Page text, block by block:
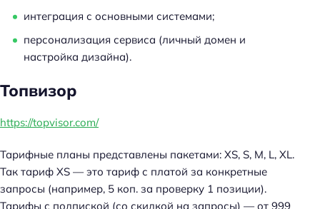
интеграция с основными системами;
персонализация сервиса (личный домен и
настройка дизайна).
Топвизор
https://topvisor.com/
Тарифные планы представлены пакетами: XS, S, M, L, XL.
Так тариф XS — это тариф с платой за конкретные
запросы (например, 5 коп. за проверку 1 позиции).
Тарифы с подпиской (со скидкой на запросы) — от 999